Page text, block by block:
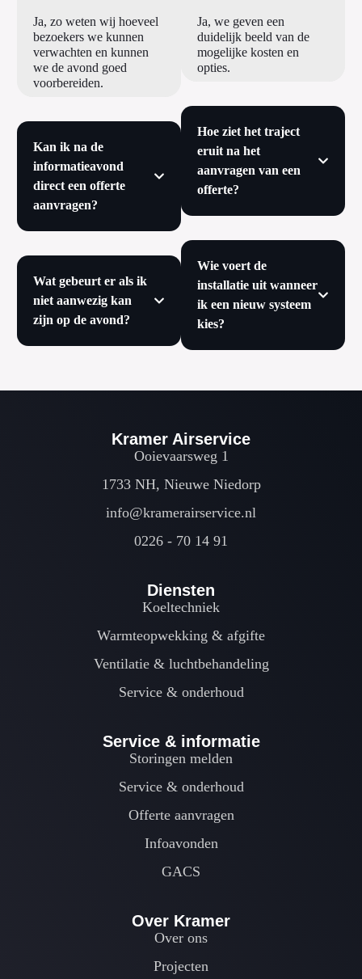
Ja, zo weten wij hoeveel
bezoekers we kunnen
verwachten en kunnen
we de avond goed
voorbereiden.
Kan ik na de
informatieavond
direct een offerte
aanvragen?
Wat gebeurt er als ik
niet aanwezig kan
zijn op de avond?
Ja, we geven een
duidelijk beeld van de
mogelijke kosten en
opties.
Hoe ziet het traject
eruit na het
aanvragen van een
offerte?
Wie voert de
installatie uit wanneer
ik een nieuw systeem
kies?
Kramer Airservice
Ooievaarsweg 1
1733 NH, Nieuwe Niedorp
info@kramerairservice.nl
0226 - 70 14 91
Diensten
Koeltechniek
Warmteopwekking & afgifte
Ventilatie & luchtbehandeling
Service & onderhoud
Service & informatie
Storingen melden
Service & onderhoud
Offerte aanvragen
Infoavonden
GACS
Over Kramer
Over ons
Projecten